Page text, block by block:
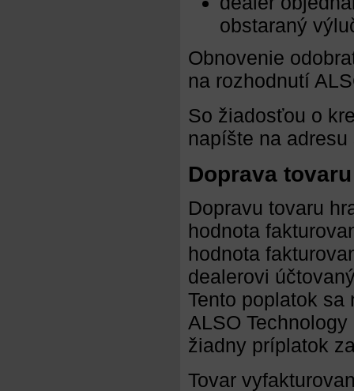
obstaraný
Obnovenie
na rozhodnutí
So žiadosťou o
napíšte na adresu
Doprava tovaru
Dopravu tovaru
hodnota
hodnota
dealerovi
Tento poplatok
ALSO
žiadny príplatok
Tovar